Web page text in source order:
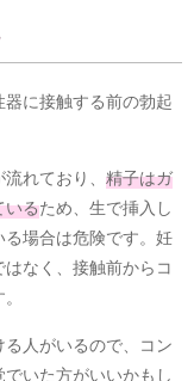
に接触する前の勃起
れており、 精子はガ
いるため、生で挿入し
場合は危険です。妊
なく、接触前からコ
人がいるので、コン
いた方がいいかもし